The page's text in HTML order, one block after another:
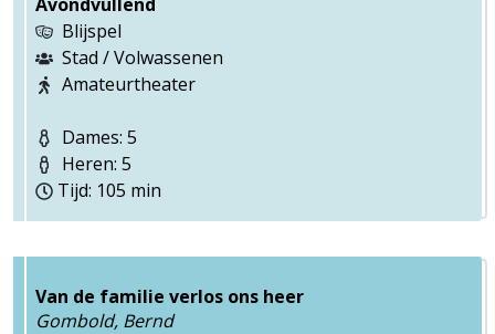
Blijspel
Stad / Volwassenen
Amateurtheater
Dames: 5
Heren: 5
Tijd: 105 min
Van de familie verlos ons heer
Gombold, Bernd